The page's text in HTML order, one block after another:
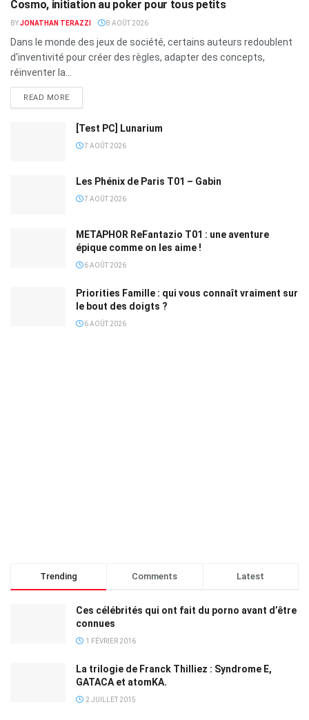
Cosmo, initiation au poker pour tous petits
BYJONATHAN TERAZZI 8 AOÛT 2026
Dans le monde des jeux de société, certains auteurs redoublent
d'inventivité pour créer des règles, adapter des concepts,
réinventer la...
READ MORE
[Test PC] Lunarium
7 AOÛT 2026
Les Phénix de Paris T01 – Gabin
7 AOÛT 2026
METAPHOR ReFantazio T01 : une aventure
épique comme on les aime !
6 AOÛT 2026
Priorities Famille : qui vous connaît vraiment sur
le bout des doigts ?
6 AOÛT 2026
Trending Comments Latest
Ces célébrités qui ont fait du porno avant d’être
connues
1 FÉVRIER 2016
La trilogie de Franck Thilliez : Syndrome E,
GATACA et atomKA.
2 JUILLET 2015